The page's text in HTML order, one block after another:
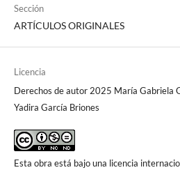
Sección
ARTÍCULOS ORIGINALES
Licencia
Derechos de autor 2025 María Gabriela
Yadira García Briones
Esta obra está bajo una licencia